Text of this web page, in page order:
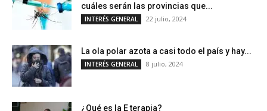
cuáles serán las provincias que...
INTERÉS GENERAL 22 julio, 2024
La ola polar azota a casi todo el país y hay...
INTERÉS GENERAL 8 julio, 2024
¿Qué es la E terapia?